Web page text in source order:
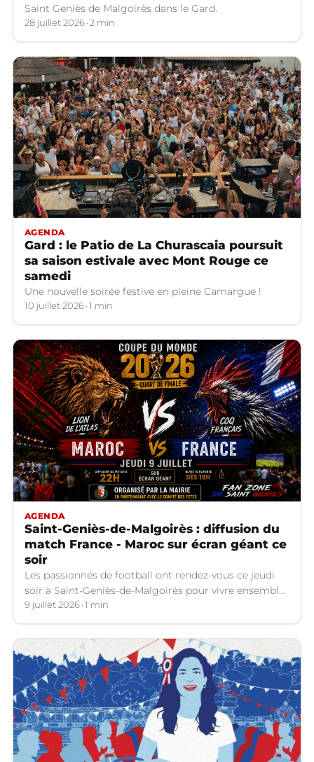
Saint Geniès de Malgoirès dans le Gard.
28 juillet 2026 2 min
AGENDA
Gard : le Patio de La Churascaia poursuit
sa saison estivale avec Mont Rouge ce
samedi
Une nouvelle soirée festive en pleine Camargue !
10 juillet 2026 1 min
AGENDA
Saint-Geniès-de-Malgoirès : diffusion du
match France - Maroc sur écran géant ce
soir
Les passionnés de football ont rendez-vous ce jeudi
soir à Saint-Geniès-de-Malgoirès pour vivre ensemble
l'un des temps forts de la Coupe du Monde 2026.
9 juillet 2026 1 min